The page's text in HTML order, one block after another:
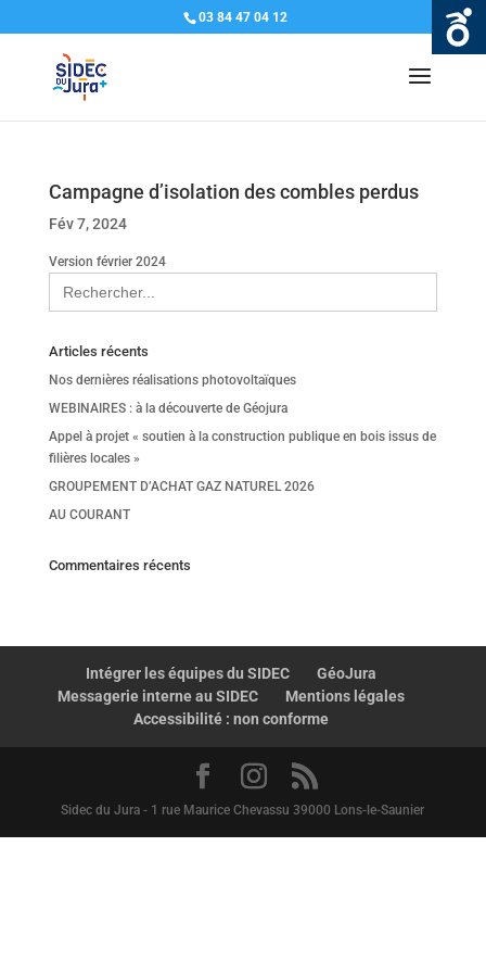
03 84 47 04 12
Campagne d’isolation des combles perdus
Fév 7, 2024
Version février 2024
Search
for:
Articles récents
Nos dernières réalisations photovoltaïques
WEBINAIRES : à la découverte de Géojura
Appel à projet « soutien à la construction publique en bois issus de
filières locales »
GROUPEMENT D’ACHAT GAZ NATUREL 2026
AU COURANT
Commentaires récents
Intégrer les équipes du SIDEC
GéoJura
Messagerie interne au SIDEC
Mentions légales
Accessibilité : non conforme
Sidec du Jura - 1 rue Maurice Chevassu 39000 Lons-le-Saunier